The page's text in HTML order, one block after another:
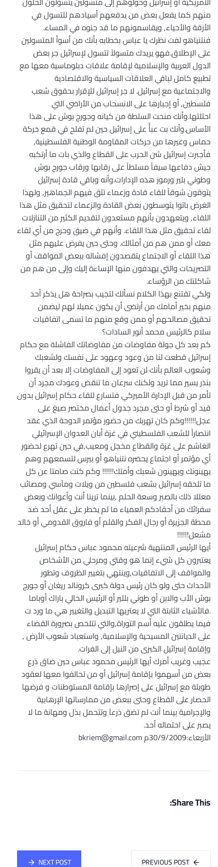
منهم كما يفعل بعض من يدفعهم أسيادهم للتسول في
الأزقة والأحياء, ويقاسمونهم ما قد جنوه في المساء.
فنتنياهو لفت نظرك يا عباس بخطابه بأنك من أسوأ المتسولين
على الإطلاق.فهو يريدك متسولاً تتسول لإسرائيل جر بعض
الدول العربية والإسلامية لإقامة علاقات دبلوماسية معها مع
تطبيع كامل لباقي العلاقات السياسية والاقتصادية
والاجتماعية مع إسرائيل. لا جر إسرائيل للإقرار بحقوق شعب
فلسطين, أو إجبارها على الانسحاب من الأراضي التي
احتلتها.وأنك منحت السلطة من كيانه وجورج بوش على هذا
الأساس.وأنك بت عبأً على إسرائيل حين لم تفلح في قمع حركة
حماس وغيرها من حركات المقاومة الوطنية الفلسطينية,
فأجبرت إسرائيل شن الحرب على القطاع والذي بات ما أرتكبه
جيش دفاعها سيفاً مسلطاً على رقابها ورقاب جورج بوش
وطوني بلير ورموز هذه الإدارات.وأنه وباقي قادة إسرائيل
يتوقون شوقاً للقاء قادة وزعماء تثق فيهم الجماهير, ولهذا
الغرض باتوا يتوسطون بعض القادة والزعماء لتحقيق مثل هذا
اللقاء, ويتعهدون بأنهم مستعدون لتقديم الكثير من التنازلات
لقاء تحقيق مثل هذا اللقاء. وأنهم في ضيق وحرج من أي لقاء
معك أو ممن هم من أمثالك. وحتى حين يفرض عليهم مثل
هذا اللقاء أو الاجتماع يتقصدون إفشاله ببعض المواقف أو
التصريحات والتي يهدفون منها الإساءة إليك وإلى من هم من
شاكلتك من الرؤساء.
ولكي تقتنع بهذا الكلام نسألك لتجيب بصراحة هل يذكر أحد
منهم بخير أمامك من أرتضى أن يكون عميلا لهم ليضمن
تحقيق مصالحهم أو ممن وقع منهم ما تسمى اتفاقيات
سلام كالرئيس محمد أنور السادات؟
كم بعد كل جولة مفاوضات من مفاوضاتك الفاشلة مع حكام
إسرائيل قطعت لنا من وعود وعهود على نفسك ولشعبك
وشعوب العالم بأنك لن تعود إلى المفاوضات إلا بعد أن يقروا
بنذر يسير مما تريد ولكنك سرعان ما تنقض وعودك مجرد أن
تأمر من قبل الإدارة الأميركي فتسارع للقاء حكام إسرائيل بدون
قيد أو شرط أو حتى مجرد جدول أعمال مختصر صيغ على
عجل!!!!!!وكم كان تهربك من حضور مؤتمر الدوحة الذي عقد
انتصاراً للشعب الفلسطيني في غزة أبان العدوان الإسرائيلي
الغاشم على غزة والقطاع مخجل ومعيب,في حين تهرع لحضور
أي مؤتمر أو اجتماع يحضره نتنياهو أو بيرس لتسمعهم وهم
يهينونك ويهينون شعبك وأمتك!!!!!! وكم كنت صامتا عن كل
ما تلحقه إسرائيل بشعب فلسطين من ويلات ومآسي ومصائب
معللا ذلك بالصبر وسعة الحلم ,بينما ترينا أنت وأعوانك وبعض
سفرائك من أحقادكم العمياء ما لم يخطر على عقل أحد ضد
محطة الجزيرة أو رجال الفكر والقلم أو فاروق القدومي أو خالد
مشعل!!!!!!
أيها الرئيس المنتهية شرعيته محمود عباس حكام إسرائيل
يعتبرون كل شيء إنما هو وقتي ومرحلي من الأشخاص
والمواقف إلى الاتفاقيات,وينتهي بتغيير الظروف وتطور
الأحداث حتى ولو كان رئيس دولة كبرى كرونالد ريغان أو جورج
بوش الأب والابن أو طوني بللير أو الرئيس الحالي باراك أوباما
.فالأشياء الثابتة التي لا يعتريها التبديل والتغيير هي ما ورد ت
فيما يطلقون عليه أسم التوراة,والتي تتلخص بضرورة القضاء
على الديانتين المسيحية والإسلامية, واستعباد شعوب الأرض ,
وإقامة إسرائيل الكبرى من النيل إلى الفرات.
عجيب وغريب أمرك أيها الرئيس محمود عباس حين ضاق ذرع
بعض من أسهموا بإقامة إسرائيل أو من تحالفوا معها لعقود
طويلة مع إسرائيل على إصرارها بإقامة المستوطنات و فرضها
الحصار على القطاع وحتى ببعض من ممارساتها الإرهابية
والإجرامية بينما أنت لم تضق ذرعاَ وتتحمل بذل ومهانة ما لا
يصبر على احتماله أحد.
الأربعاء:30/9/2009م bkriem@gmail.com
Share This:
PREVIOUS POST
NEXT POST